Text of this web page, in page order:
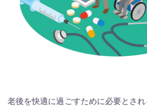
老後を快適に過ごすために必要とさ